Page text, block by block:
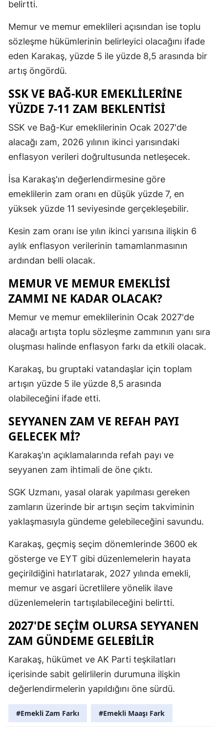
belirtti.
Memur ve memur emeklileri açısından ise toplu
sözleşme hükümlerinin belirleyici olacağını ifade
eden Karakaş, yüzde 5 ile yüzde 8,5 arasında bir
artış öngördü.
SSK VE BAĞ-KUR EMEKLİLERİNE
YÜZDE 7-11 ZAM BEKLENTİSİ
SSK ve Bağ-Kur emeklilerinin Ocak 2027'de
alacağı zam, 2026 yılının ikinci yarısındaki
enflasyon verileri doğrultusunda netleşecek.
İsa Karakaş'ın değerlendirmesine göre
emeklilerin zam oranı en düşük yüzde 7, en
yüksek yüzde 11 seviyesinde gerçekleşebilir.
Kesin zam oranı ise yılın ikinci yarısına ilişkin 6
aylık enflasyon verilerinin tamamlanmasının
ardından belli olacak.
MEMUR VE MEMUR EMEKLİSİ
ZAMMI NE KADAR OLACAK?
Memur ve memur emeklilerinin Ocak 2027'de
alacağı artışta toplu sözleşme zammının yanı sıra
oluşması halinde enflasyon farkı da etkili olacak.
Karakaş, bu gruptaki vatandaşlar için toplam
artışın yüzde 5 ile yüzde 8,5 arasında
olabileceğini ifade etti.
SEYYANEN ZAM VE REFAH PAYI
GELECEK Mİ?
Karakaş'ın açıklamalarında refah payı ve
seyyanen zam ihtimali de öne çıktı.
SGK Uzmanı, yasal olarak yapılması gereken
zamların üzerinde bir artışın seçim takviminin
yaklaşmasıyla gündeme gelebileceğini savundu.
Karakaş, geçmiş seçim dönemlerinde 3600 ek
gösterge ve EYT gibi düzenlemelerin hayata
geçirildiğini hatırlatarak, 2027 yılında emekli,
memur ve asgari ücretlilere yönelik ilave
düzenlemelerin tartışılabileceğini belirtti.
2027'DE SEÇİM OLURSA SEYYANEN
ZAM GÜNDEME GELEBİLİR
Karakaş, hükümet ve AK Parti teşkilatları
içerisinde sabit gelirlilerin durumuna ilişkin
değerlendirmelerin yapıldığını öne sürdü.
#Emekli Zam Farkı #Emekli Maaşı Fark